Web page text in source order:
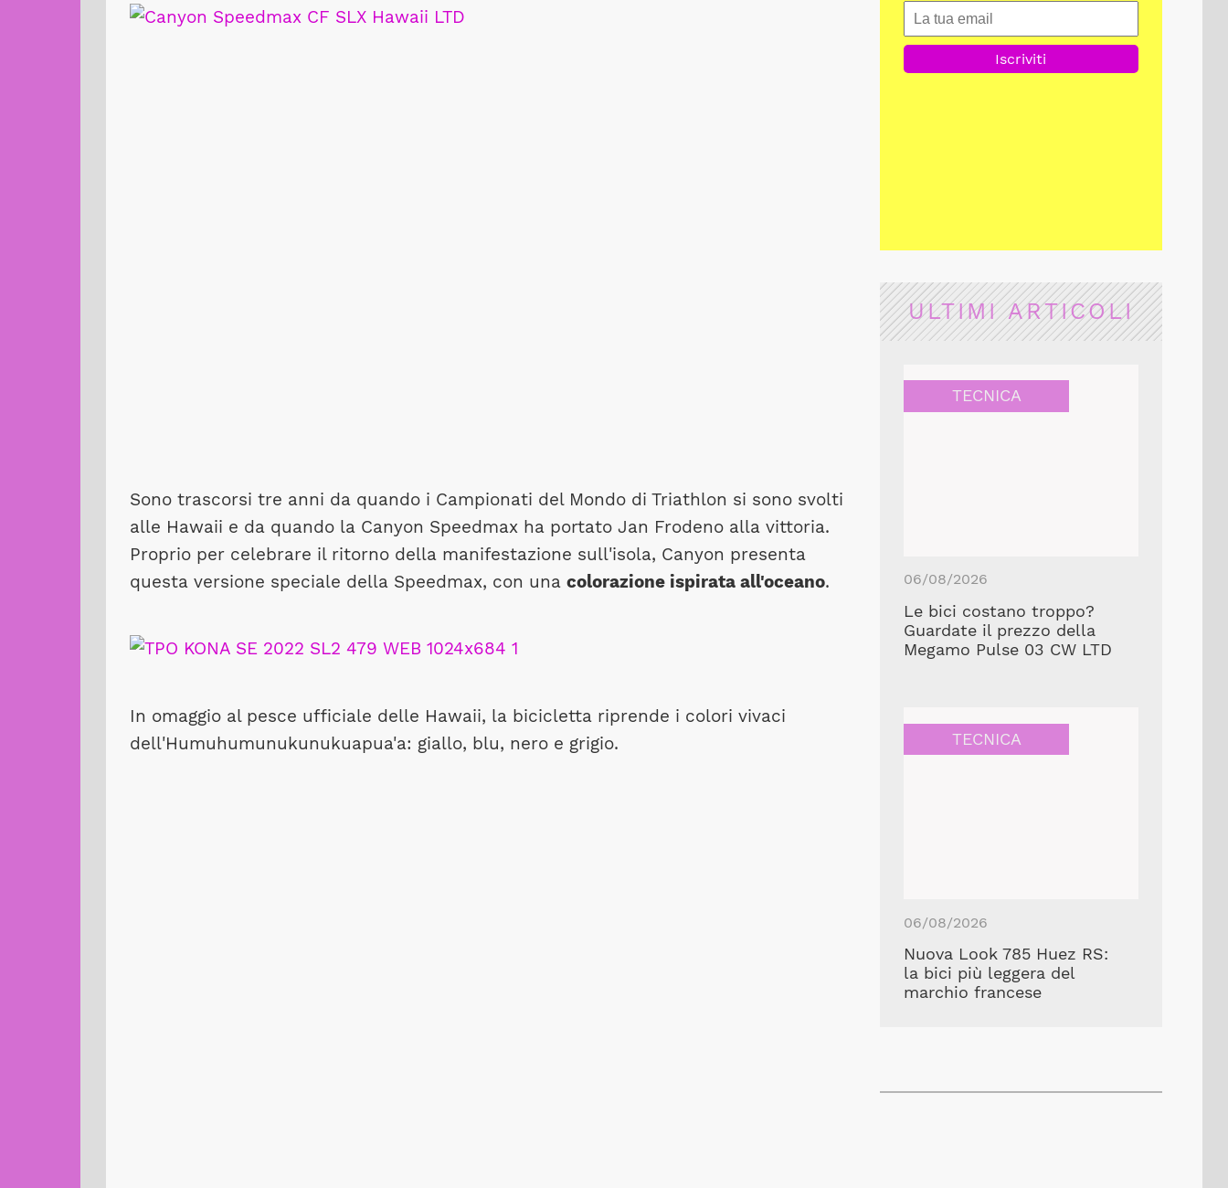
Sono trascorsi tre anni da quando i Campionati del Mondo di Triathlon si sono svolti
alle Hawaii e da quando la Canyon Speedmax ha portato Jan Frodeno alla vittoria.
Proprio per celebrare il ritorno della manifestazione sull'isola, Canyon presenta
questa versione speciale della Speedmax, con una colorazione ispirata all'oceano.
In omaggio al pesce ufficiale delle Hawaii, la bicicletta riprende i colori vivaci
dell'Humuhumunukunukuapua'a: giallo, blu, nero e grigio.
ULTIMI ARTICOLI
TECNICA
06/08/2026
Le bici costano troppo?
Guardate il prezzo della
Megamo Pulse 03 CW LTD
TECNICA
06/08/2026
Nuova Look 785 Huez RS:
la bici più leggera del
marchio francese